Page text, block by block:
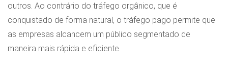
outros. Ao contrário do tráfego orgânico, que é
conquistado de forma natural, o tráfego pago permite que
as empresas alcancem um público segmentado de
maneira mais rápida e eficiente.